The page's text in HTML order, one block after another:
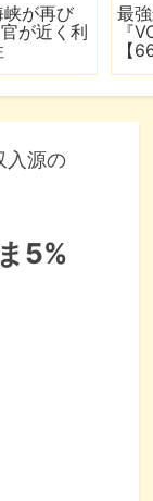
峡が再び
が近く利
最
『
【
入源の
5%